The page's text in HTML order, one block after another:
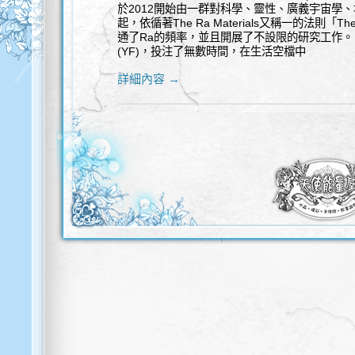
於2012開始由一群對科學、靈性、廣義宇宙學
起，依循著The Ra Materials又稱一的法則「
通了Ra的頻率，並且開展了不設限的研究工作
(YF)，投注了無數時間，在生活空檔中
詳細內容 →